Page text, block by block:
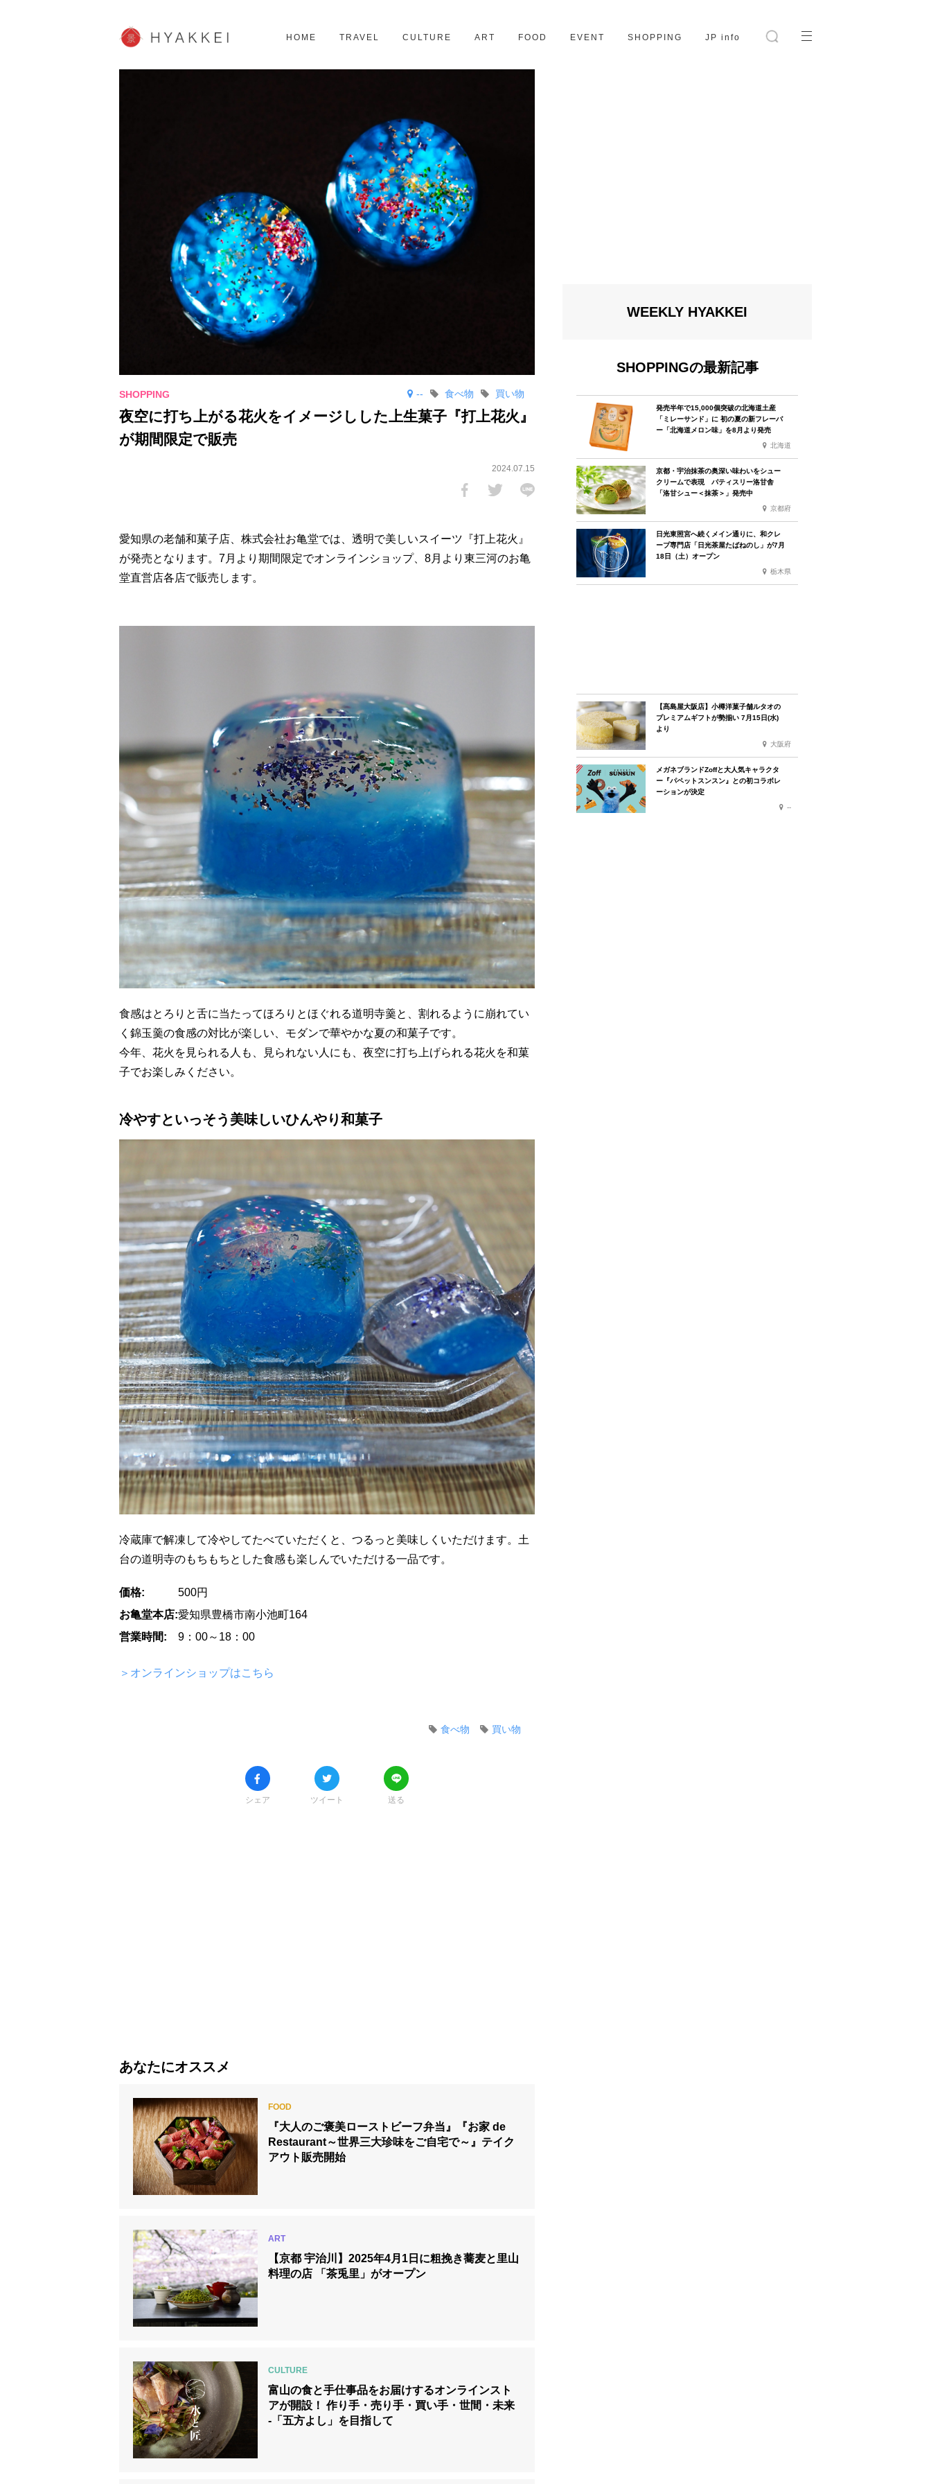
HOME TRAVEL CULTURE ART FOOD EVENT SHOPPING JP info
JP info
-- 買い物
食べ物
夜空に打ち上がる花火をイメージしした上生菓子『打上花火』
が期間限定で販売
2024.07.15
愛知県の老舗和菓子店、株式会社お亀堂では、透明で美しいスイーツ『打上花火』
が発売となります。7月より期間限定でオンラインショップ、8月より東三河のお亀
堂直営店各店で販売します。
食感はとろりと舌に当たってほろりとほぐれる道明寺羹と、割れるように崩れてい
く錦玉羹の食感の対比が楽しい、モダンで華やかな夏の和菓子です。
今年、花火を見られる人も、見られない人にも、夜空に打ち上げられる花火を和菓
子でお楽しみください。
冷やすといっそう美味しいひんやり和菓子
冷蔵庫で解凍して冷やしてたべていただくと、つるっと美味しくいただけます。土
台の道明寺のもちもちとした食感も楽しんでいただける一品です。
価格:
500円
お亀堂本店:愛知県豊橋市南小池町164
営業時間:
9：00～18：00
＞オンラインショップはこちら
買い物
食べ物
シェア ツイート 送る
あなたにオススメ
『大人のご褒美ローストビーフ弁当』『お家 de
Restaurant～世界三大珍味をご自宅で～』テイク
アウト販売開始
【京都 宇治川】2025年4月1日に粗挽き蕎麦と里山
料理の店 「茶兎里」がオープン
富山の食と手仕事品をお届けするオンラインスト
アが開設！ 作り手・売り手・買い手・世間・未来
-「五方よし」を目指して
WEEKLY HYAKKEI
SHOPPINGの最新記事
発売半年で15,000個突破の北海道土産
「ミレーサンド」に 初の夏の新フレーバ
ー「北海道メロン味」を8月より発売
北海道
京都・宇治抹茶の奥深い味わいをシュー
クリームで表現 パティスリー洛甘舎
「洛甘シュー＜抹茶＞」発売中
京都府
日光東照宮へ続くメイン通りに、和クレ
ープ専門店「日光茶屋たばねのし」が7月
18日（土）オープン
栃木県
【髙島屋大阪店】小樽洋菓子舗ルタオの
プレミアムギフトが勢揃い 7月15日(水)
より
大阪府
メガネブランドZoffと大人気キャラクタ
ー『パペットスンスン』との初コラボレ
ーションが決定
--